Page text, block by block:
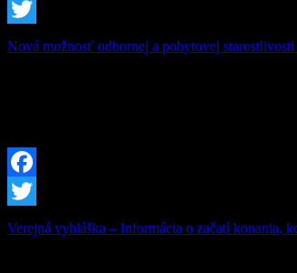
Facebook
Twitter
Nová možnosť odbornej a pobytovej
Facebook
Twitter
Verejná vyhláška – Informácia o začatí konania,